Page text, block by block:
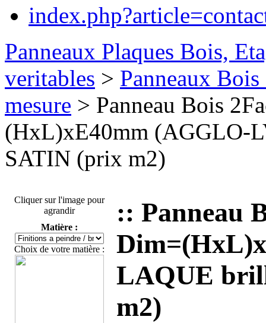
Panneaux Plaques Bois,
veritables > Panneaux
mesure > Panneau Bois
(HxL)xE40mm (AGGLO-
SATIN (prix m2)
Cliquer sur l'image pour
agrandir
Matière :
Choix de votre matière :
:: Panneau
LAQUE
m2)